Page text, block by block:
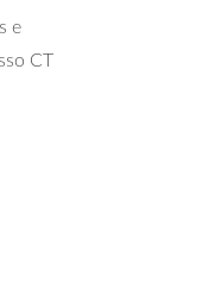
e
CT